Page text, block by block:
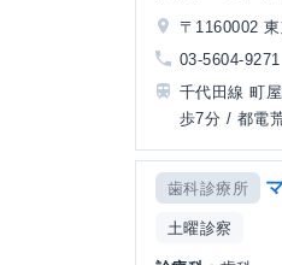
〒1160002
03-5604-9271
千代田線 町
歩7分 / 都電
歯科診療所
土曜診察